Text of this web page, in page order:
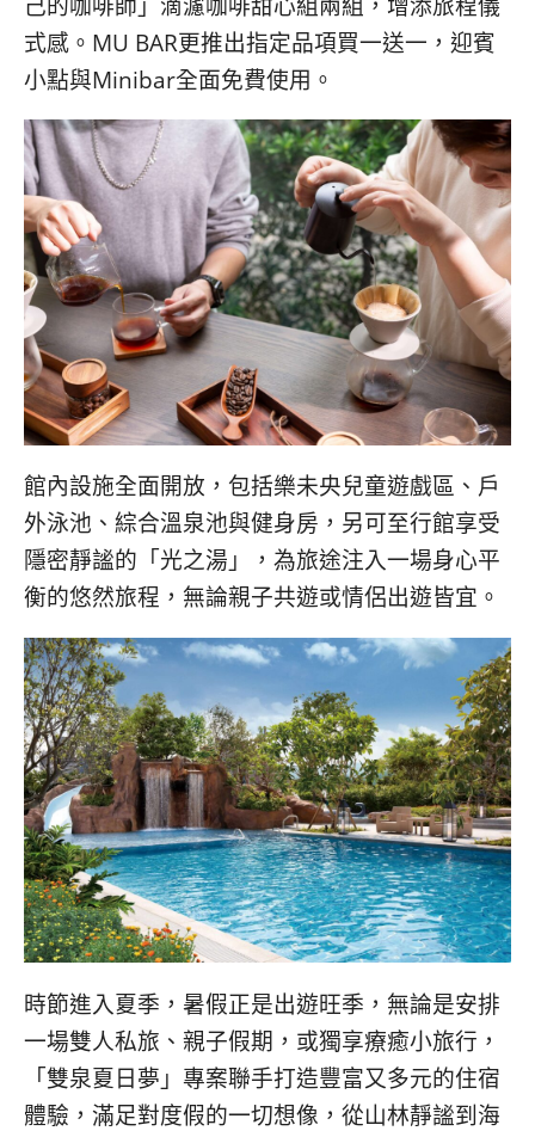
式感。MU BAR更推出指定品項買一送一，迎賓
小點與Minibar全面免費使用。
館內設施全面開放，包括樂未央兒童遊戲區、戶
外泳池、綜合溫泉池與健身房，另可至行館享受
隱密靜謐的「光之湯」，為旅途注入一場身心平
衡的悠然旅程，無論親子共遊或情侶出遊皆宜。
時節進入夏季，暑假正是出遊旺季，無論是安排
一場雙人私旅、親子假期，或獨享療癒小旅行，
「雙泉夏日夢」專案聯手打造豐富又多元的住宿
體驗，滿足對度假的一切想像，從山林靜謐到海